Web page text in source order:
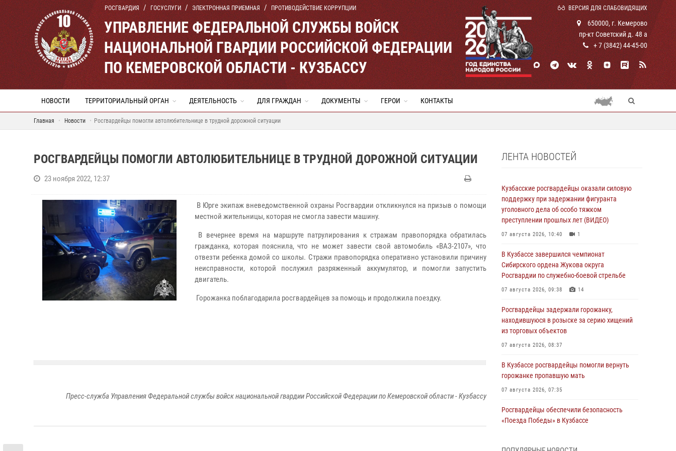
РОСГВАРДИЯ ГОСУСЛУГИ ЭЛЕКТРОННАЯ ПРИЕМНАЯ ПРОТИВОДЕЙСТВИЕ КОРРУПЦИИ ВЕРСИЯ ДЛЯ СЛАБОВИДЯЩИХ
УПРАВЛЕНИЕ ФЕДЕРАЛЬНОЙ СЛУЖБЫ ВОЙСК
НАЦИОНАЛЬНОЙ ГВАРДИИ РОССИЙСКОЙ ФЕДЕРАЦИИ
ПО КЕМЕРОВСКОЙ ОБЛАСТИ - КУЗБАССУ
650000, г. Кемерово
пр-кт Советский д. 48 а
+ 7 (3842) 44-45-00
НОВОСТИ ТЕРРИТОРИАЛЬНЫЙ ОРГАН ДЕЯТЕЛЬНОСТЬ ДЛЯ ГРАЖДАН ДОКУМЕНТЫ ГЕРОИ КОНТАКТЫ
Главная Новости Росгвардейцы помогли автолюбительнице в трудной дорожной ситуации
РОСГВАРДЕЙЦЫ ПОМОГЛИ АВТОЛЮБИТЕЛЬНИЦЕ В ТРУДНОЙ ДОРОЖНОЙ СИТУАЦИИ
23 ноября 2022, 12:37
В Юрге экипаж вневедомственной охраны Росгвардии откликнулся на призыв о помощи
местной жительницы, которая не смогла завести машину.
В вечернее время на маршруте патрулирования к стражам правопорядка обратилась
гражданка, которая пояснила, что не может завести свой автомобиль «ВАЗ-2107», что
отвезти ребенка домой со школы. Стражи правопорядка оперативно установили причину
неисправности, которой послужил разряженный аккумулятор, и помогли запустить
двигатель.
Горожанка поблагодарила росгвардейцев за помощь и продолжила поездку.
Пресс-служба Управления Федеральной службы войск национальной гвардии Российской Федерации по Кемеровской области - Кузбассу
ЛЕНТА НОВОСТЕЙ
Кузбасские росгвардейцы оказали силовую
поддержку при задержании фигуранта
уголовного дела об особо тяжком
преступлении прошлых лет (ВИДЕО)
07 августа 2026, 10:40 1
В Кузбассе завершился чемпионат
Сибирского ордена Жукова округа
Росгвардии по служебно-боевой стрельбе
07 августа 2026, 09:38 14
Росгвардейцы задержали горожанку,
находившуюся в розыске за серию хищений
из торговых объектов
07 августа 2026, 08:37
В Кузбассе росгвардейцы помогли вернуть
горожанке пропавшую мать
07 августа 2026, 07:35
Росгвардейцы обеспечили безопасность
«Поезда Победы» в Кузбассе